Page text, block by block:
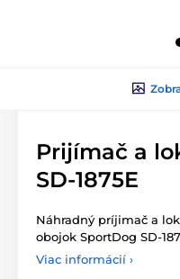
Prijímač a
SD-1875E
Náhradný príjimač a
obojok SportDog SD-
Viac informácií ›